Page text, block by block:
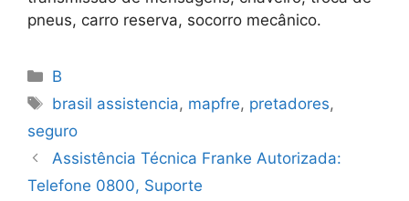
pneus, carro reserva, socorro mecânico.
Categorias
B
Tags
brasil assistencia, mapfre, pretadores,
seguro
Assistência Técnica Franke Autorizada:
Telefone 0800, Suporte